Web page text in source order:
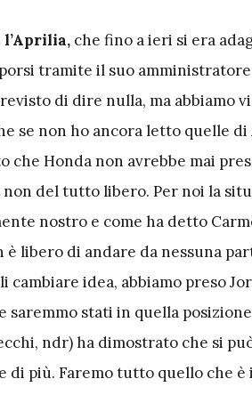
l’Aprilia, che fino a ieri si era
tramite il suo
di dire nulla, ma abbiamo
se non ho ancora letto quelle
che Honda non avrebbe mai
del tutto libero. Per noi la
nostro e come ha detto
libero di andare da nessuna
cambiare idea, abbiamo preso
saremmo stati in quella
ndr) ha dimostrato che si
di più. Faremo tutto quello che